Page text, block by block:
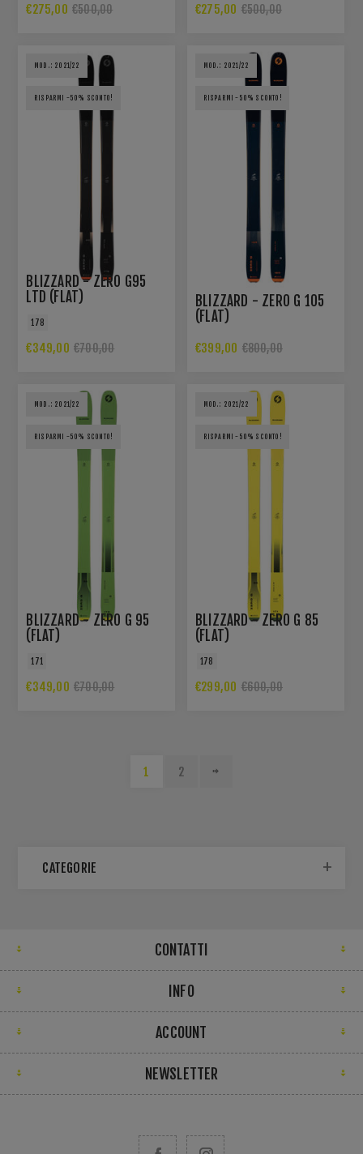
€275,00 €500,00 €275,00 €500,00
MOD.: 2021/22
RISPARMI -50% SCONTO!
BLIZZARD - ZERO G95
LTD (FLAT)
178
€349,00 €700,00
MOD.: 2021/22
RISPARMI -50% SCONTO!
BLIZZARD - ZERO G 105
(FLAT)
€399,00 €800,00
MOD.: 2021/22
RISPARMI -50% SCONTO!
BLIZZARD - ZERO G 95
(FLAT)
171
€349,00 €700,00
MOD.: 2021/22
RISPARMI -50% SCONTO!
BLIZZARD - ZERO G 85
(FLAT)
178
€299,00 €600,00
1 2
CATEGORIE
CONTATTI
INFO
ACCOUNT
NEWSLETTER